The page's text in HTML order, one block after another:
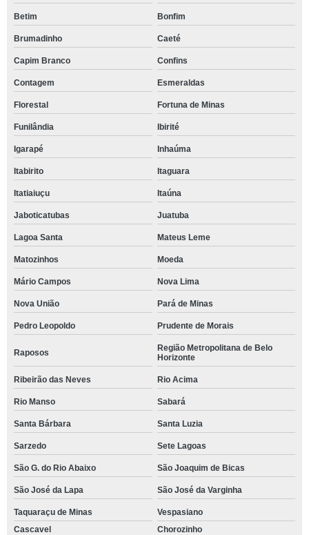
Betim Bonfim
Brumadinho Caeté
Capim Branco Confins
Contagem Esmeraldas
Florestal Fortuna de Minas
Funilândia Ibirité
Igarapé Inhaúma
Itabirito Itaguara
Itatiaiuçu Itaúna
Jaboticatubas Juatuba
Lagoa Santa Mateus Leme
Matozinhos Moeda
Mário Campos Nova Lima
Nova União Pará de Minas
Pedro Leopoldo Prudente de Morais
Raposos
Região Metropolitana de Belo
Horizonte
Ribeirão das Neves Rio Acima
Rio Manso Sabará
Santa Bárbara Santa Luzia
Sarzedo Sete Lagoas
São G. do Rio Abaixo São Joaquim de Bicas
São José da Lapa São José da Varginha
Taquaraçu de Minas
Vespasiano
Cascavel
Chorozinho